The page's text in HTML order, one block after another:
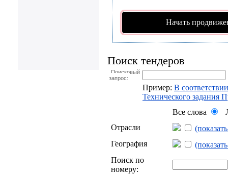
Начать
Поиск тендеров
Поисковый
запрос:
Пример: В
Технического задания
Все слова
Отрасли
География
Поиск по
номеру: